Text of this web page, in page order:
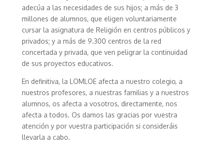
adecúa a las necesidades de sus hijos; a más de 3
millones de alumnos, que eligen voluntariamente
cursar la asignatura de Religión en centros públicos y
privados; y a más de 9.300 centros de la red
concertada y privada, que ven peligrar la continuidad
de sus proyectos educativos.
En definitiva, la LOMLOE afecta a nuestro colegio, a
nuestros profesores, a nuestras familias y a nuestros
alumnos, os afecta a vosotros, directamente, nos
afecta a todos. Os damos las gracias por vuestra
atención y por vuestra participación si consideráis
llevarla a cabo.